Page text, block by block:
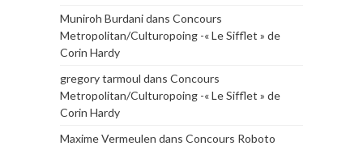
Muniroh Burdanidans Concours
Metropolitan/Culturopoing -« Le Sifflet » de
Corin Hardy
gregory tarmoul dans Concours
Metropolitan/Culturopoing -« Le Sifflet » de
Corin Hardy
Maxime Vermeulen dans Concours Roboto